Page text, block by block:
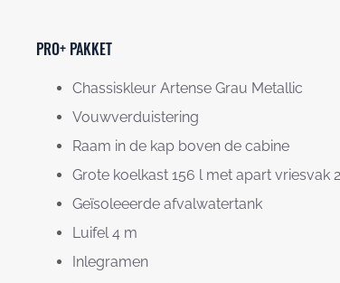
PRO+ PAKKET
Chassiskleur Artense Grau Metallic
Vouwverduistering
Raam in de kap boven de cabine
Grote koelkast 156 l met apart vriesvak
Geïsoleeerde afvalwatertank
Luifel 4 m
Inlegramen